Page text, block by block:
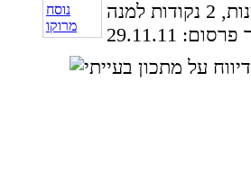
29.11.11